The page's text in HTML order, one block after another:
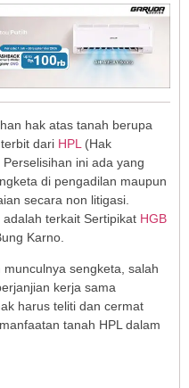
hak atas tanah berupa
dari HPL (Hak
ini ada yang
di pengadilan maupun
secara non litigasi.
terkait Sertipikat HGB
Karno.
sengketa, salah
kerja sama
harus teliti dan cermat
tanah HPL dalam